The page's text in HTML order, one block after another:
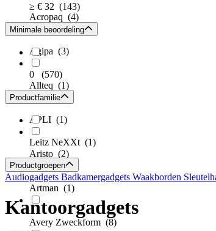
Acropaq (4)
Agipa (3)
Allteq (1)
APLI (1)
Aristo (2)
Artman (1)
Avery Zweckform (8)
≥ € 32 (143)
Minimale beoordeling
0 (570)
Productfamilie
Leitz NeXXt (1)
Productgroepen
Audiogadgets Badkamergadgets Waakborden
Kantoorgadgets